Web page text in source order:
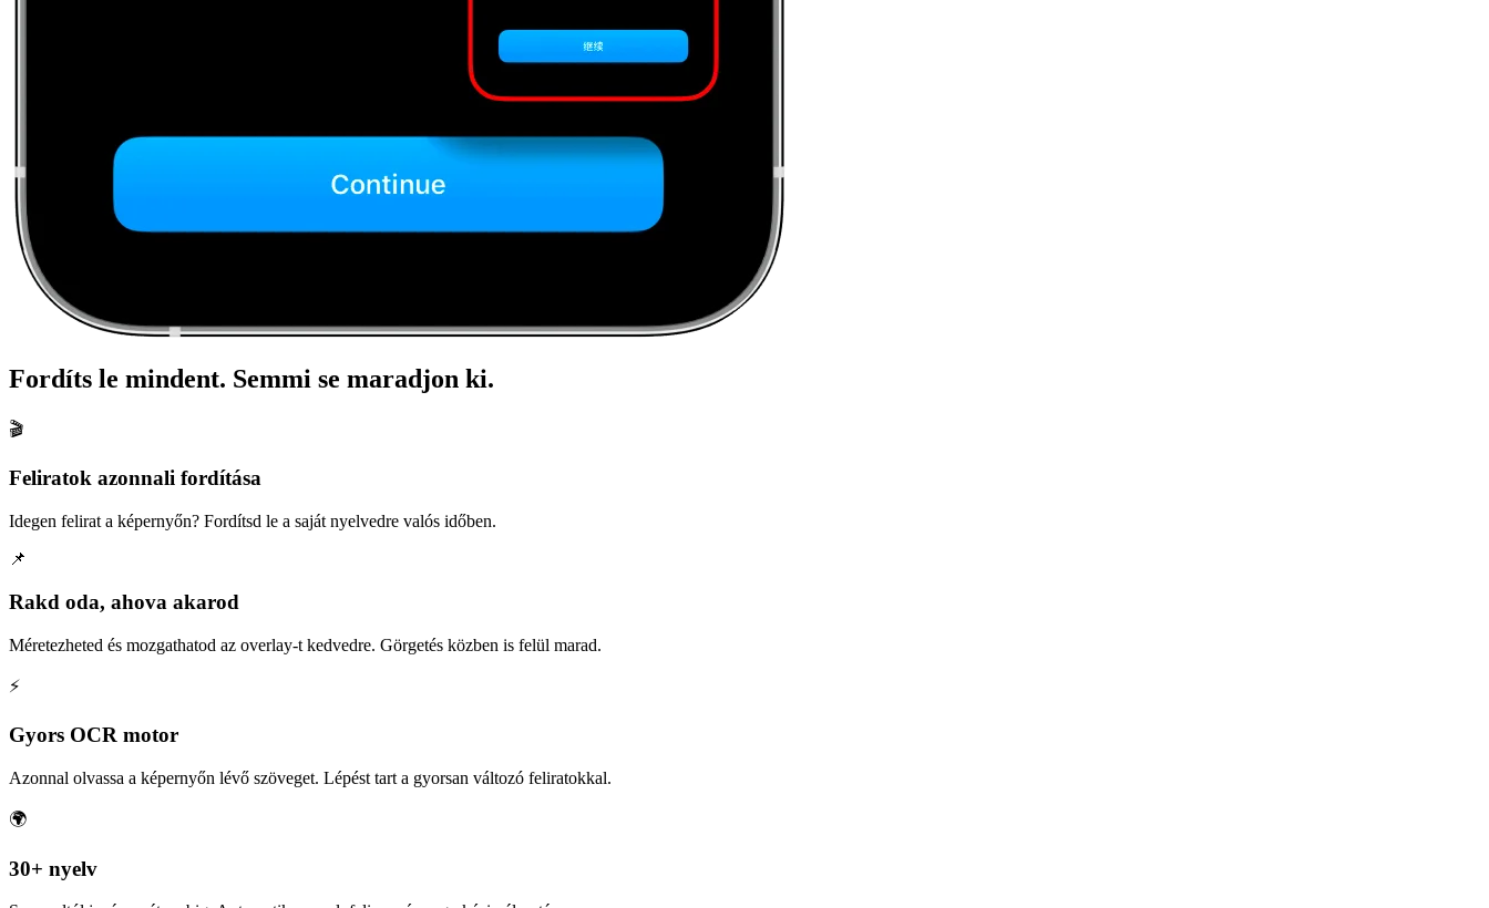
Fordíts le mindent. Semmi se maradjon ki.
🎬
Feliratok azonnali fordítása
Idegen felirat a képernyőn? Fordítsd le a saját nyelvedre valós időben.
📌
Rakd oda, ahova akarod
Méretezheted és mozgathatod az overlay-t kedvedre. Görgetés közben is felül marad.
⚡
Gyors OCR motor
Azonnal olvassa a képernyőn lévő szöveget. Lépést tart a gyorsan változó feliratokkal.
🌍
30+ nyelv